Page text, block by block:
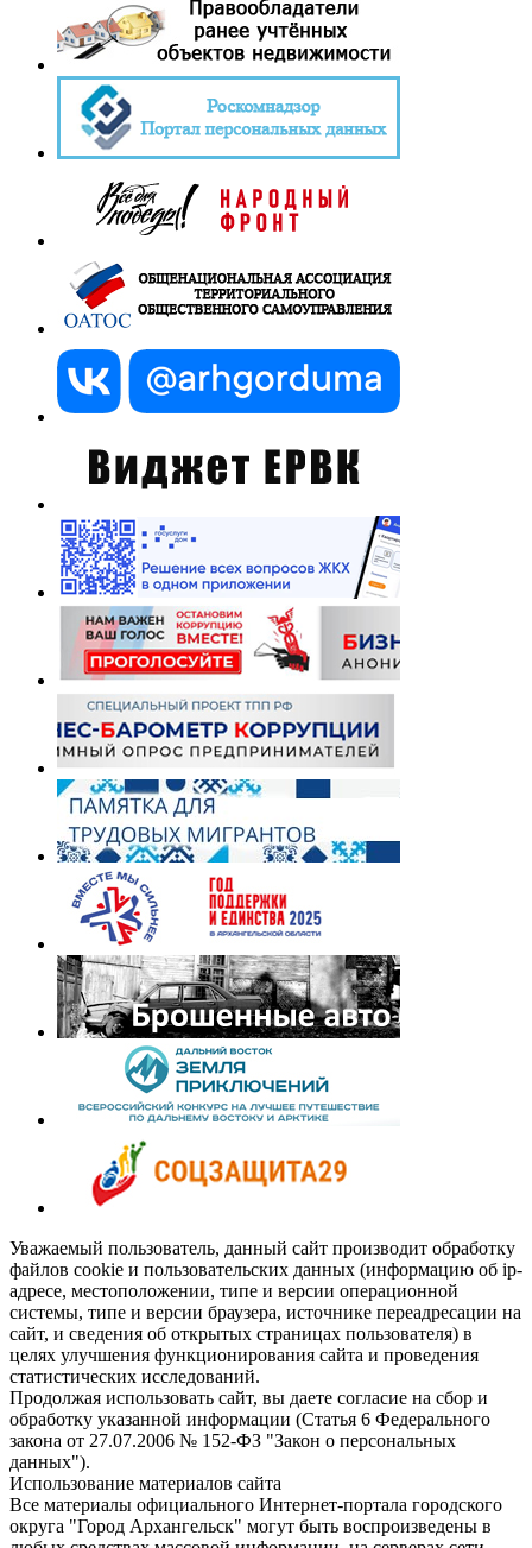
Уважаемый пользователь, данный сайт производит обработку
файлов cookie и пользовательских данных (информацию об ip-
адресе, местоположении, типе и версии операционной
системы, типе и версии браузера, источнике переадресации на
сайт, и сведения об открытых страницах пользователя) в
целях улучшения функционирования сайта и проведения
статистических исследований.
Продолжая использовать сайт, вы даете согласие на сбор и
обработку указанной информации (Статья 6 Федерального
закона от 27.07.2006 № 152-ФЗ "Закон о персональных
данных").
Использование материалов сайта
Все материалы официального Интернет-портала городского
округа "Город Архангельск" могут быть воспроизведены в